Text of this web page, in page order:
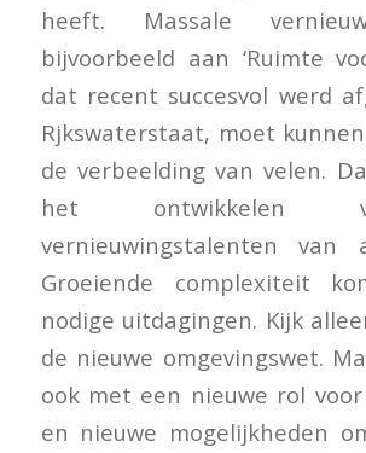
heeft. Massale
bijvoorbeeld aan ‘Ruimte
dat recent succesvol werd
Rjkswaterstaat, moet
de verbeelding van velen.
het ontwikkelen
vernieuwingstalenten van
Groeiende complexiteit
nodige uitdagingen. Kijk
de nieuwe omgevingswet.
ook met een nieuwe rol
en nieuwe mogelijkheden